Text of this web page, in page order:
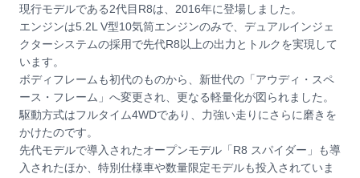
現行モデルである2代目R8は、2016年に登場しました。
エンジンは5.2L V型10気筒エンジンのみで、デュアルインジェ
クターシステムの採用で先代R8以上の出力とトルクを実現して
います。
ボディフレームも初代のものから、新世代の「アウディ・スペ
ース・フレーム」へ変更され、更なる軽量化が図られました。
駆動方式はフルタイム4WDであり、力強い走りにさらに磨きを
かけたのです。
先代モデルで導入されたオープンモデル「R8 スパイダー」も導
入されたほか、特別仕様車や数量限定モデルも投入されていま